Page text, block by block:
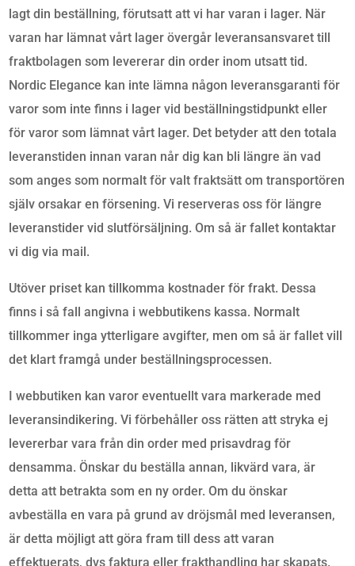
lagt din beställning, förutsatt att vi har varan i lager. När
varan har lämnat vårt lager övergår leveransansvaret till
fraktbolagen som levererar din order inom utsatt tid.
Nordic Elegance kan inte lämna någon leveransgaranti för
varor som inte finns i lager vid beställningstidpunkt eller
för varor som lämnat vårt lager. Det betyder att den totala
leveranstiden innan varan når dig kan bli längre än vad
som anges som normalt för valt fraktsätt om transportören
själv orsakar en försening. Vi reserveras oss för längre
leveranstider vid slutförsäljning. Om så är fallet kontaktar
vi dig via mail.
Utöver priset kan tillkomma kostnader för frakt. Dessa
finns i så fall angivna i webbutikens kassa. Normalt
tillkommer inga ytterligare avgifter, men om så är fallet vill
det klart framgå under beställningsprocessen.
I webbutiken kan varor eventuellt vara markerade med
leveransindikering. Vi förbehåller oss rätten att stryka ej
levererbar vara från din order med prisavdrag för
densamma. Önskar du beställa annan, likvärd vara, är
detta att betrakta som en ny order. Om du önskar
avbeställa en vara på grund av dröjsmål med leveransen,
är detta möjligt att göra fram till dess att varan
effektuerats, dvs faktura eller frakthandling har skapats.